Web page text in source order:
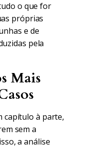
o que for
próprias
e de
pela
Mais
capítulo à parte,
sem a
a análise